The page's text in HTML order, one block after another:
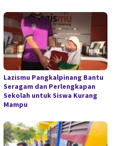
Lazismu Pangkalpinang Bantu
Seragam dan Perlengkapan
Sekolah untuk Siswa Kurang
Mampu